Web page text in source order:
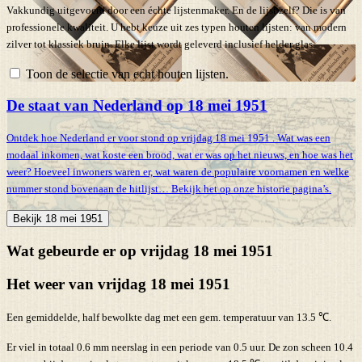
Vakkundig uitgevoerd door een échte lijstenmaker. En de lijst zelf? Die is van
professionele kwaliteit. U hebt keuze uit zes typen houten lijsten: van modern
zilver tot klassiek bruin. Elke lijst wordt geleverd inclusief helder glas.
Toon de selectie van echt houten lijsten.
De staat van Nederland op 18 mei 1951
Ontdek hoe Nederland er voor stond op vrijdag 18 mei 1951 . Wat was een
modaal inkomen, wat koste een brood, wat er was op het nieuws, en hoe was het
weer? Hoeveel inwoners waren er, wat waren de populaire voornamen en welke
nummer stond bovenaan de hitlijst… Bekijk het op onze historie pagina’s.
Bekijk 18 mei 1951
Wat gebeurde er op vrijdag 18 mei 1951
Het weer van vrijdag 18 mei 1951
Een gemiddelde, half bewolkte dag met een gem. temperatuur van 13.5 ℃.
Er viel in totaal 0.6 mm neerslag in een periode van 0.5 uur. De zon scheen 10.4